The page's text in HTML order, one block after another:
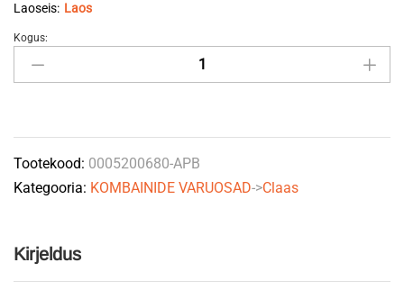
Laoseis: Laos
Kallakukett
äärmine
APB
quantity
Kogus:
Tootekood: 0005200680-APB
Kategooria: KOMBAINIDE VARUOSAD->Claas
Kirjeldus